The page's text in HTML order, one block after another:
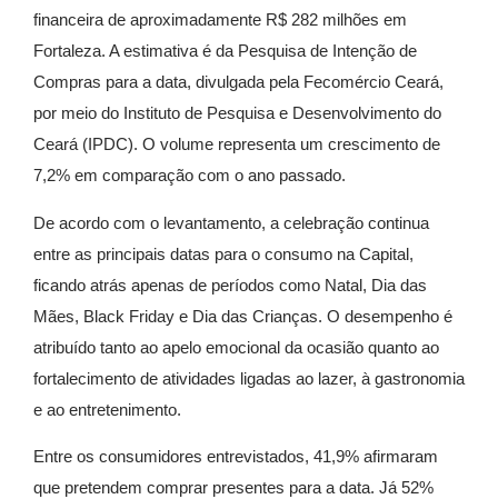
financeira de aproximadamente R$ 282 milhões em
Fortaleza. A estimativa é da Pesquisa de Intenção de
Compras para a data, divulgada pela Fecomércio Ceará,
por meio do Instituto de Pesquisa e Desenvolvimento do
Ceará (IPDC). O volume representa um crescimento de
7,2% em comparação com o ano passado.
De acordo com o levantamento, a celebração continua
entre as principais datas para o consumo na Capital,
ficando atrás apenas de períodos como Natal, Dia das
Mães, Black Friday e Dia das Crianças. O desempenho é
atribuído tanto ao apelo emocional da ocasião quanto ao
fortalecimento de atividades ligadas ao lazer, à gastronomia
e ao entretenimento.
Entre os consumidores entrevistados, 41,9% afirmaram
que pretendem comprar presentes para a data. Já 52%